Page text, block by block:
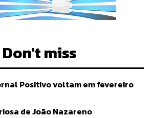
Don't miss
Positivo voltam em fevereiro
de João Nazareno